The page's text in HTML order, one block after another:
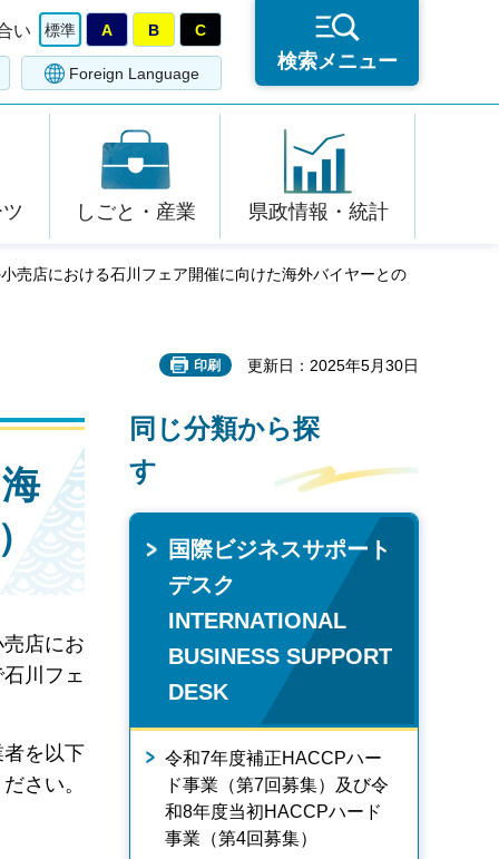
い 標準 A B C
Foreign Language
検索メニュー
しごと・産業 県政情報・統計
売店における石川フェア開催に向けた海外バイヤーとの
印刷 更新日：2025年5月30日
店にお
川フェ
を以下
さい。
同じ分類から探
す
国際ビジネスサポート
デスク
INTERNATIONAL
BUSINESS SUPPORT
DESK
令和7年度補正HACCPハー
ド事業（第7回募集）及び令
和8年度当初HACCPハード
事業（第4回募集）